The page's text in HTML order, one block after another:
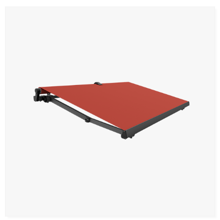
Toldo brazos extensibles
Toldo palillería